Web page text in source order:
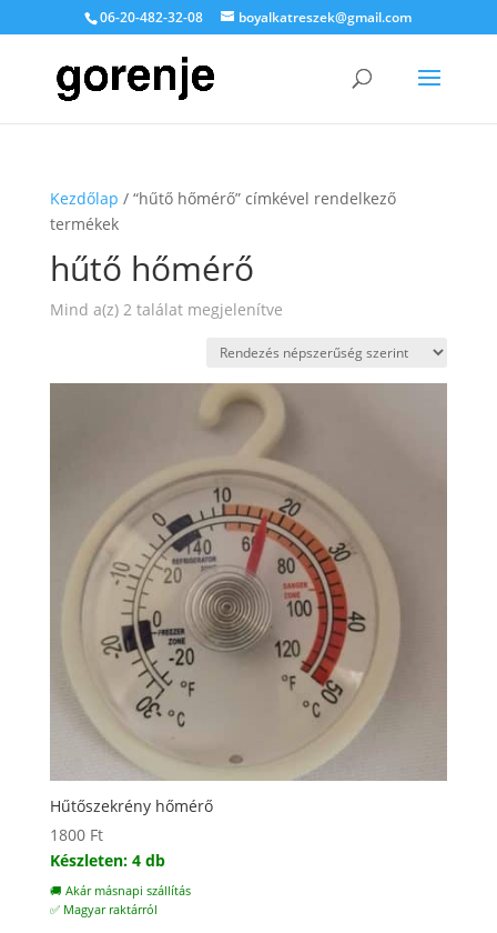
06-20-482-32-08 boyalkatreszek@gmail.com
Kezdőlap / “hűtő hőmérő” címkével rendelkező
termékek
hűtő hőmérő
Mind a(z) 2 találat megjelenítveSorted
popularity
Hűtőszekrény hőmérő
1800 Ft
Készleten: 4 db
🚚 Akár másnapi szállítás
✅ Magyar raktárról